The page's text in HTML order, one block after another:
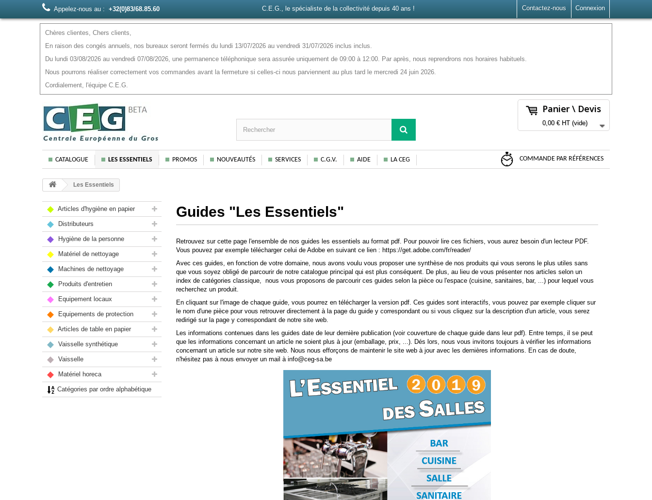
Connexion
Contactez-nous
Appelez-nous au : +32(0)83/68.85.60 C.E.G., le spécialiste de la collectivité depuis 40 ans !
Chères clientes, Chers clients,
En raison des congés annuels, nos bureaux seront fermés du lundi 13/07/2026 au vendredi 31/07/2026 inclus inclus.
Du lundi 03/08/2026 au vendredi 07/08/2026, une permanence téléphonique sera assurée uniquement de 09:00 à 12:00. Par après, nous reprendrons nos horaires habituels.
Nous pourrons réaliser correctement vos commandes avant la fermeture si celles-ci nous parviennent au plus tard le mercredi 24 juin 2026.
Cordialement, l'équipe C.E.G.
Panier \ Devis
0,00 €HT (vide)
CATALOGUE LES ESSENTIELS PROMOS NOUVEAUTÉS SERVICES C.G.V. AIDE LA CEG COMMANDE PAR RÉFÉRENCES
Les Essentiels
Articles d'hygiène en papier
Distributeurs
Hygiène de la personne
Matériel de nettoyage
Machines de nettoyage
Produits d'entretien
Equipement locaux
Equipements de protection
Articles de table en papier
Vaisselle synthétique
Vaisselle
Matériel horeca
Catégories par ordre alphabétique
Guides "Les Essentiels"
Retrouvez sur cette page l'ensemble de nos guides les essentiels au format pdf. Pour pouvoir lire ces fichiers, vous aurez besoin d'un lecteur PDF.
Vous pouvez par exemple télécharger celui de Adobe en suivant ce lien : https://get.adobe.com/fr/reader/
Avec ces guides, en fonction de votre domaine, nous avons voulu vous proposer une synthèse de nos produits qui vous serons le plus utiles sans
que vous soyez obligé de parcourir de notre catalogue principal qui est plus conséquent. De plus, au lieu de vous présenter nos articles selon un
index de catégories classique, nous vous proposons de parcourir ces guides selon la pièce ou l'espace (cuisine, sanitaires, bar, ...) pour lequel vous
recherchez un produit.
En cliquant sur l'image de chaque guide, vous pourrez en télécharger la version pdf. Ces guides sont interactifs, vous pouvez par exemple cliquer sur
le nom d'une pièce pour vous retrouver directement à la page du guide y correspondant ou si vous cliquez sur la description d'un article, vous serez
redirigé sur la page y correspondant de notre site web.
Les informations contenues dans les guides date de leur dernière publication (voir couverture de chaque guide dans leur pdf). Entre temps, il se peut
que les informations concernant un article ne soient plus à jour (emballage, prix, ...). Dés lors, nous vous invitons toujours à vérifier les informations
concernant un article sur notre site web. Nous nous efforçons de maintenir le site web à jour avec les dernières informations. En cas de doute,
n'hésitez pas à nous envoyer un mail à info@ceg-sa.be